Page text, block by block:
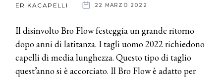
ERIKACAPELLI 22 MARZO 2022
Il disinvolto Bro Flow festeggia un grande ritorno
dopo anni di latitanza. I tagli uomo 2022 richiedono
capelli di media lunghezza. Questo tipo di taglio
quest’anno si è accorciato. Il Bro Flow è adatto per